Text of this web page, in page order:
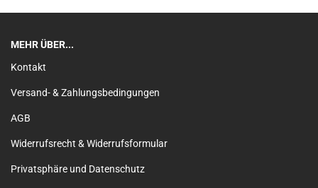
MEHR ÜBER...
Kontakt
Versand- & Zahlungsbedingungen
AGB
Widerrufsrecht & Widerrufsformular
Privatsphäre und Datenschutz